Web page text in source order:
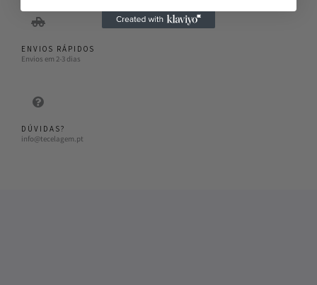
ENVIOS RÁPIDOS
Envios em 2-3 dias
DÚVIDAS?
info@tecelagem.pt